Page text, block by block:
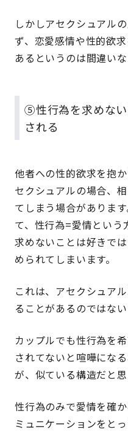
しかしアセクシュアル
ず、恋愛感情や性的欲
あるというのは間違いな
⑤性行為を求めな
される
他者への性的欲求を抱
セクシュアルの場合、
てしまう場合がありま
て、性行為=愛情という
求めないことは好きで
められてしまいます。
これは、アセクシュア
ることがあるのではな
カップルでも性行為を
されてないと喧嘩にな
が、似ている構造だと思
性行為のみで愛情を確
ミュニケーションをと